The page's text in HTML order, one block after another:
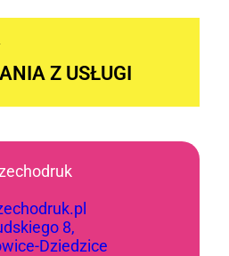
Z USŁUGI
8,
Dziedzice